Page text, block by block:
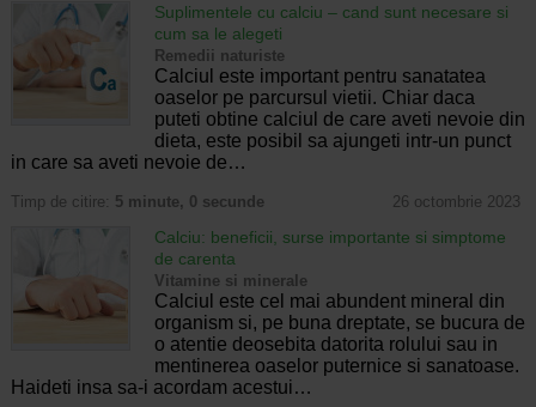
Suplimentele cu calciu – cand sunt necesare si
cum sa le alegeti
Remedii naturiste
Calciul este important pentru sanatatea
oaselor pe parcursul vietii. Chiar daca
puteti obtine calciul de care aveti nevoie din
dieta, este posibil sa ajungeti intr-un punct
in care sa aveti nevoie de…
Timp de citire: 5 minute, 0 secunde 26 octombrie 2023
Calciu: beneficii, surse importante si simptome
de carenta
Vitamine si minerale
Calciul este cel mai abundent mineral din
organism si, pe buna dreptate, se bucura de
o atentie deosebita datorita rolului sau in
mentinerea oaselor puternice si sanatoase.
Haideti insa sa-i acordam acestui…